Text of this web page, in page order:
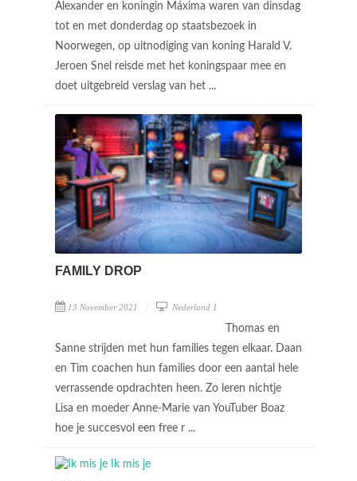
Alexander en koningin Máxima waren van dinsdag
tot en met donderdag op staatsbezoek in
Noorwegen, op uitnodiging van koning Harald V.
Jeroen Snel reisde met het koningspaar mee en
doet uitgebreid verslag van het ...
FAMILY DROP
13 November 2021 Nederland 1
Thomas en
Sanne strijden met hun families tegen elkaar. Daan
en Tim coachen hun families door een aantal hele
verrassende opdrachten heen. Zo leren nichtje
Lisa en moeder Anne-Marie van YouTuber Boaz
hoe je succesvol een free r ...